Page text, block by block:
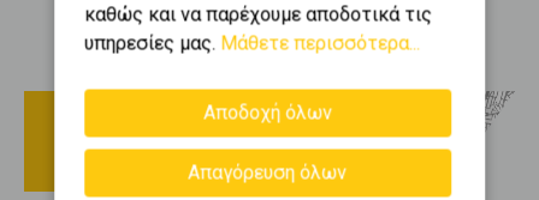
Εμφανίζονται1-3από3.
Οδηγός αγοράς Μαρούσι
καθώς και να παρέχουμε αποδοτικά τις
υπηρεσίες μας. Μάθετε περισσότερα...
Αποδοχή όλων
Απαγόρευση όλων